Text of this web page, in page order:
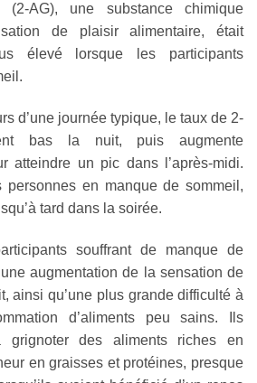
(2-AG), une substance chimique
de plaisir alimentaire, était
élevé lorsque les participants
d’une journée typique, le taux de 2-
bas la nuit, puis augmente
atteindre un pic dans l’après-midi.
personnes en manque de sommeil,
tard dans la soirée.
souffrant de manque de
augmentation de la sensation de
ainsi qu’une plus grande difficulté à
d’aliments peu sains. Ils
grignoter des aliments riches en
en graisses et protéines, presque